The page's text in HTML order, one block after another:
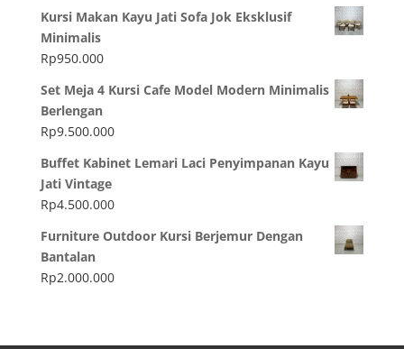
Kursi Makan Kayu Jati Sofa Jok Eksklusif
Minimalis
Rp950.000
Set Meja 4 Kursi Cafe Model Modern Minimalis
Berlengan
Rp9.500.000
Buffet Kabinet Lemari Laci Penyimpanan Kayu
Jati Vintage
Rp4.500.000
Furniture Outdoor Kursi Berjemur Dengan
Bantalan
Rp2.000.000